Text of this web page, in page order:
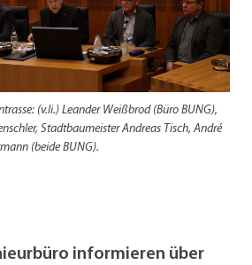
(v.li.) Leander Weißbrod (Büro BUNG),
Stadtbaumeister Andreas Tisch, André
(beide BUNG).
informieren über